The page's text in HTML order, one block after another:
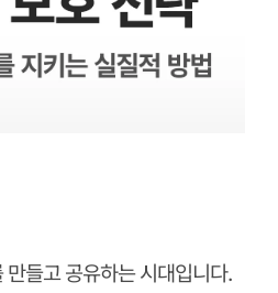
들고 공유하는 시대입니다.